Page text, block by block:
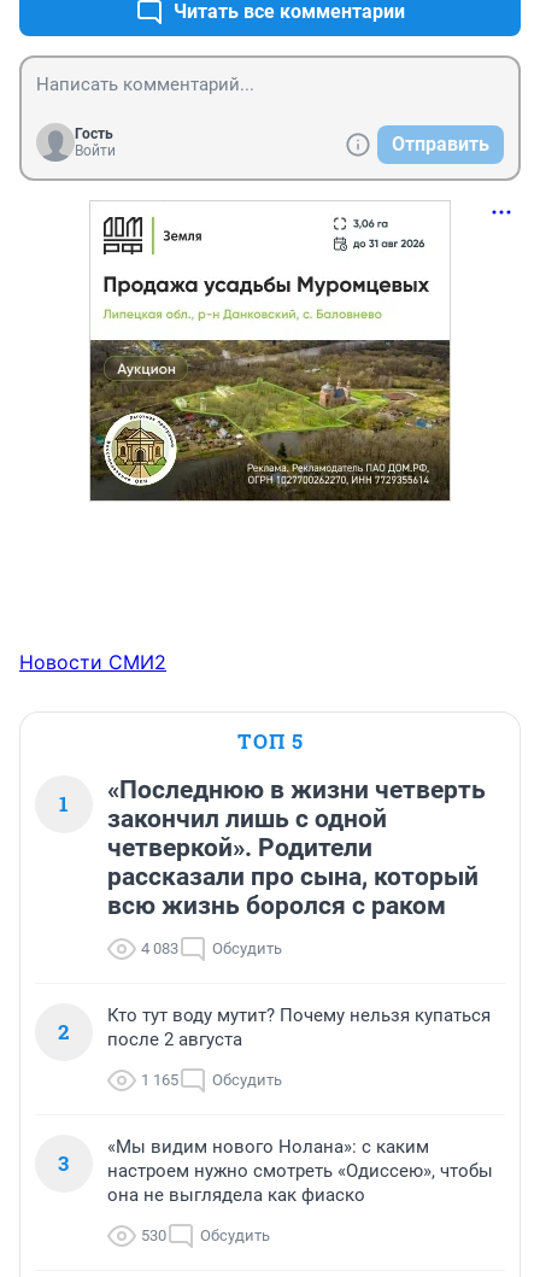
Читать все комментарии
Гость
Войти
Отправить
Новости СМИ2
ТОП 5
1
«Последнюю в жизни четверть
закончил лишь с одной
четверкой». Родители
рассказали про сына, который
всю жизнь боролся с раком
4 083 Обсудить
2
Кто тут воду мутит? Почему нельзя купаться
после 2 августа
1 165 Обсудить
3
«Мы видим нового Нолана»: с каким
настроем нужно смотреть «Одиссею», чтобы
она не выглядела как фиаско
530 Обсудить